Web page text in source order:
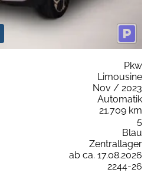
Pkw
Limousine
Nov / 2023
Automatik
21.709 km
5
Blau
Zentrallager
ab ca. 17.08.2026
2244-26